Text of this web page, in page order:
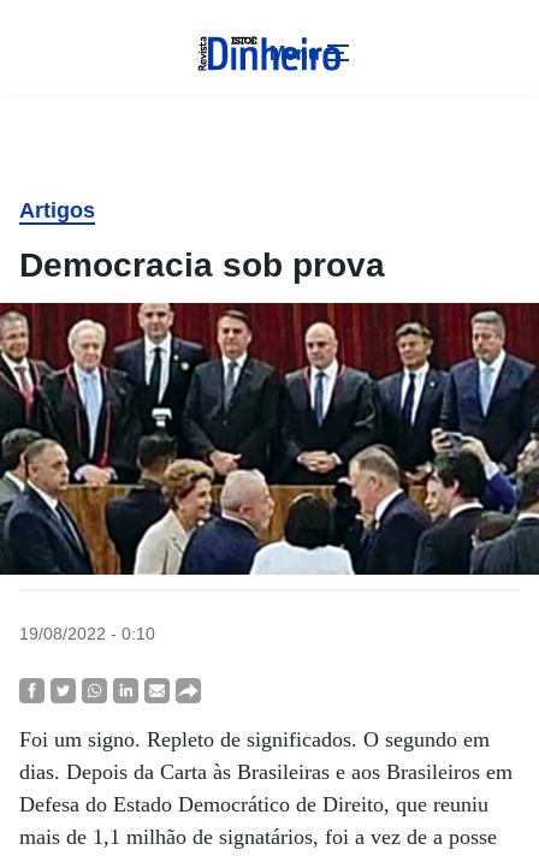
Menu
Artigos
Democracia sob prova
19/08/2022 - 0:10
Foi um signo. Repleto de significados. O segundo em
dias. Depois da Carta às Brasileiras e aos Brasileiros em
Defesa do Estado Democrático de Direito, que reuniu
mais de 1,1 milhão de signatários, foi a vez de a posse